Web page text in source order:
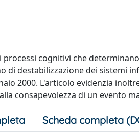
cognitivi che
di destabilizzazione dei sistemi
2000. L'articolo evidenzia
consapevolezza di un evento
Scheda completa